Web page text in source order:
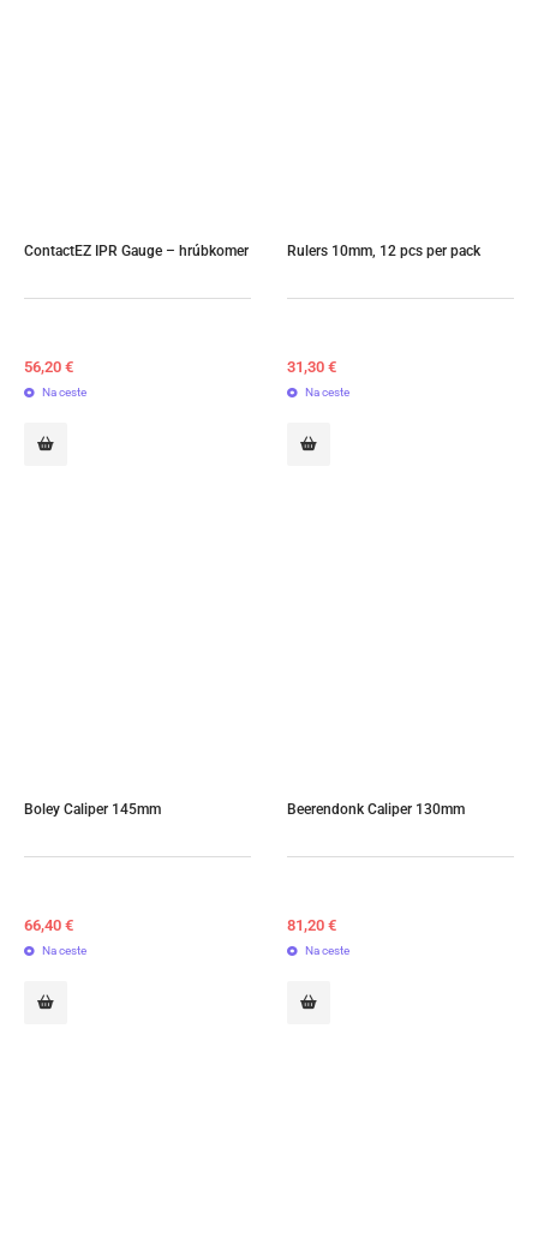
ContactEZ IPR Gauge – hrúbkomer
56,20 €
Na ceste
Rulers 10mm, 12 pcs per pack
31,30 €
Na ceste
Boley Caliper 145mm
66,40 €
Na ceste
Beerendonk Caliper 130mm
81,20 €
Na ceste